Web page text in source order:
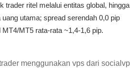
trader ritel melalui entitas global, hingga
utama; spread serendah 0,0 pip
MT5 rata-rata ~1,4-1,6 pip.